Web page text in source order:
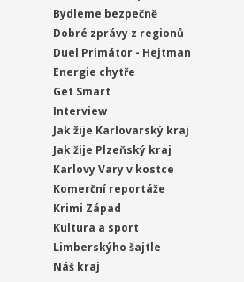
Bydleme bezpečně
Dobré zprávy z regionů
Duel Primátor - Hejtman
Energie chytře
Get Smart
Interview
Jak žije Karlovarský kraj
Jak žije Plzeňský kraj
Karlovy Vary v kostce
Komerční reportáže
Krimi Západ
Kultura a sport
Limberskýho šajtle
Náš kraj